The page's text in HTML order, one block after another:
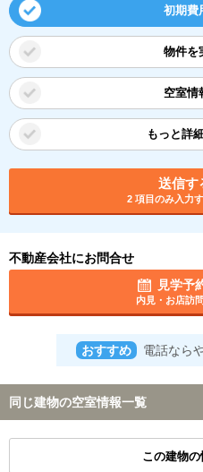
初期費
物件を
空室情
もっと詳
送信す
2 項目のみ入力
不動産会社にお問合せ
見学予
内見・お店訪
おすすめ 電話なら
同じ建物の空室情報一覧
この建物